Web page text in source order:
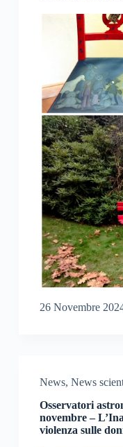
26 Novembre
News, News
Osservatori
novembre –
violenza sulle